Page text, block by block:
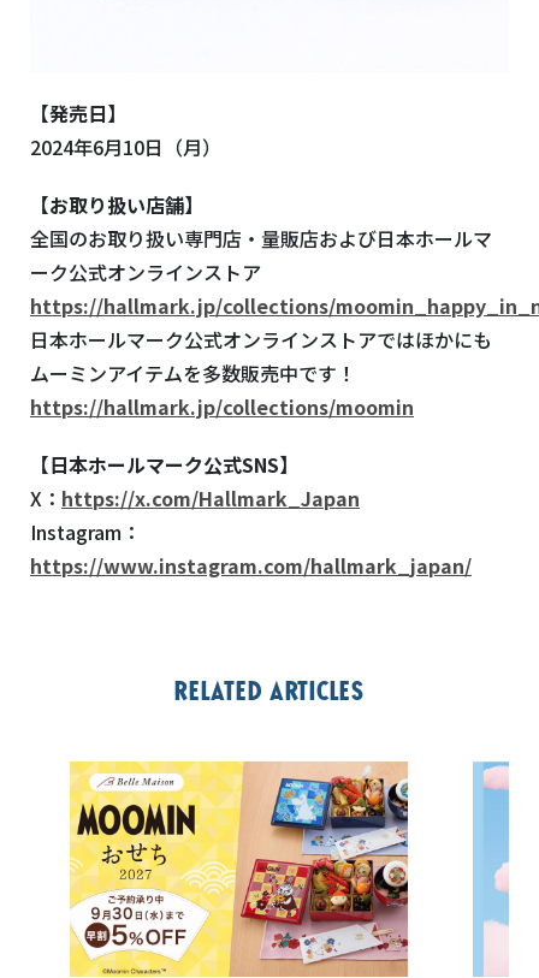
【発売日】
2024年6月10日（月）
【お取り扱い店舗】
全国のお取り扱い専門店・量販店および日本ホールマ
ーク公式オンラインストア
https://hallmark.jp/collections/
日本ホールマーク公式オンラインストアではほかにも
ムーミンアイテムを多数販売中です！
https://hallmark.jp/collections/moomin
【日本ホールマーク公式SNS】
X： https://x.com/Hallmark_Japan
Instagram：
https://www.instagram.com/hallmark_japan/
Related articles